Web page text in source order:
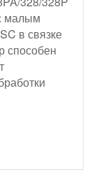
малым
в связке
способен